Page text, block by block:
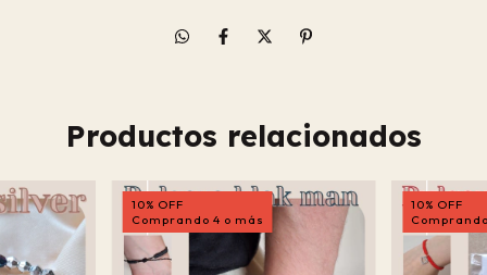
Productos relacionados
10% OFF
Comprando 4 o más
10% OFF